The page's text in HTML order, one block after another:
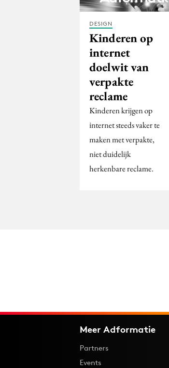
DESIGN
Kinderen op
internet
doelwit van
verpakte
reclame
Kinderen krijgen op
internet steeds vaker te
maken met verpakte,
niet duidelijk
herkenbare reclame.
Meer Adformatie
Partners
Events